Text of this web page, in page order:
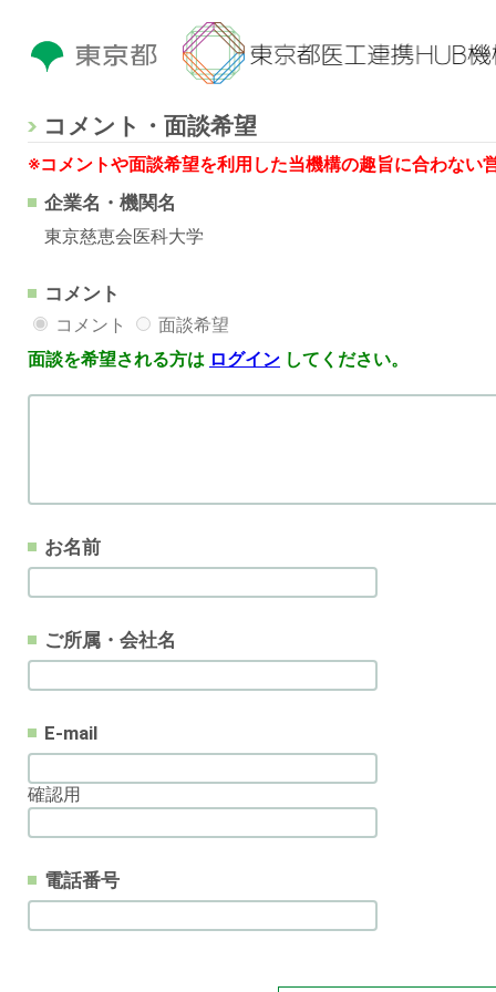
コメント・面談希望
※コメントや面談希望を利用した当機構の趣旨に合わない
企業名・機関名
東京慈恵会医科大学
コメント
コメント
面談希望
面談を希望される方は ログイン してください。
お名前
ご所属・会社名
E-mail
確認用
電話番号